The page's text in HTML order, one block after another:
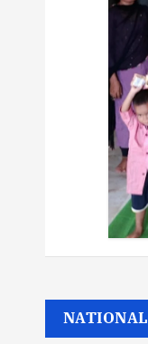
NATIONAL